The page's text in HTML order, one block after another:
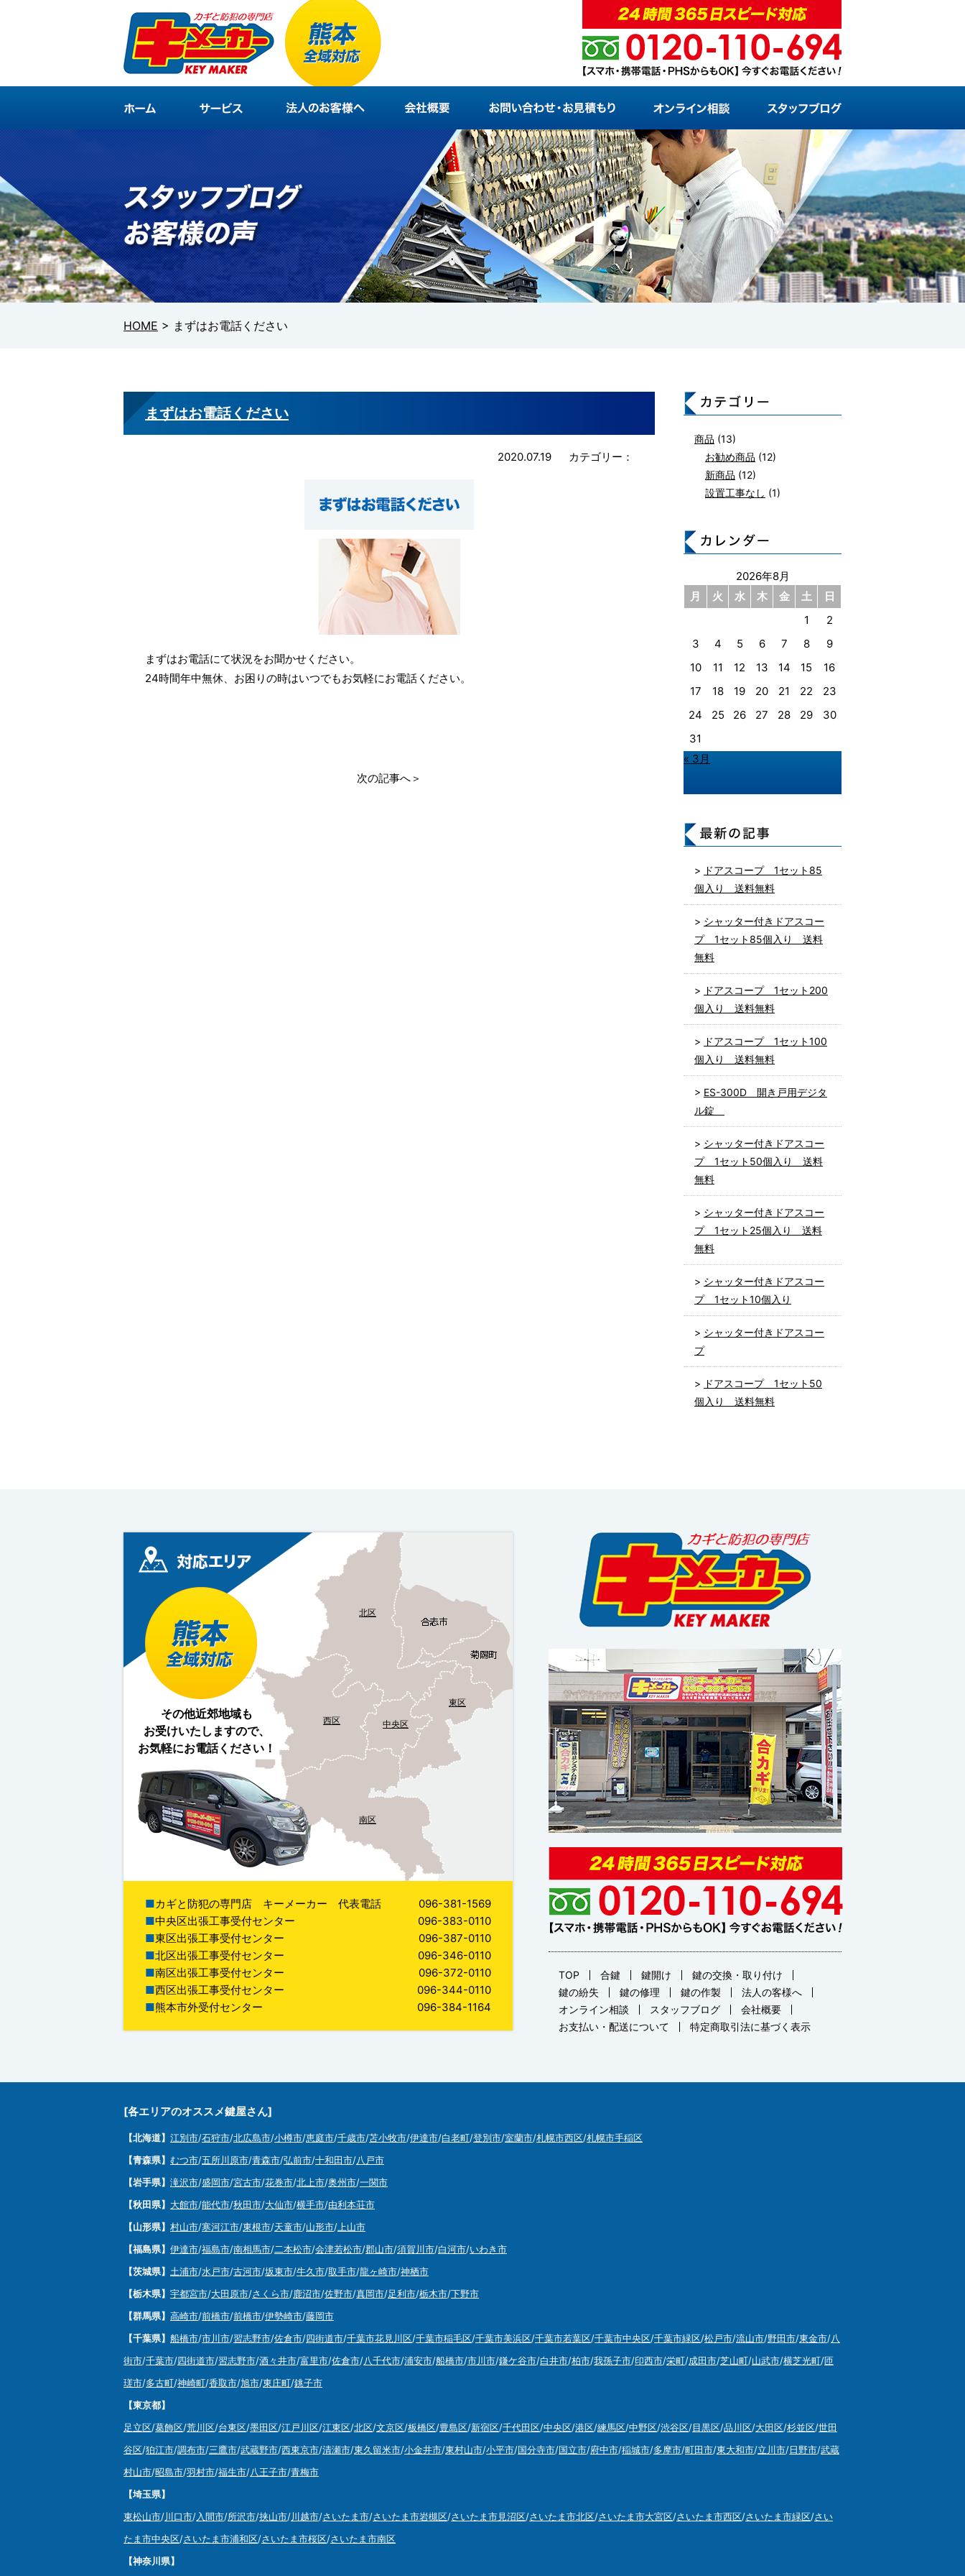
HOME > まずはお電話ください
まずはお電話ください
2020.07.19 カテゴリー：
まずはお電話にて状況をお聞かせください。
24時間年中無休、お困りの時はいつでもお気軽にお電話ください。
次の記事へ＞
商品 (13)
お勧め商品 (12)
新商品 (12)
設置工事なし (1)
2026年8月
月
火 水 木 金 土
日
1
2
3
4 5 6 7 8
9
10
11 12 13 14 15
16
17
18 19 20 21 22
23
24
25 26 27 28 29
30
31
« 3月
ドアスコープ 1セット85
個入り 送料無料
シャッター付きドアスコー
プ 1セット85個入り 送料
無料
ドアスコープ 1セット200
個入り 送料無料
ドアスコープ 1セット100
個入り 送料無料
ES-300D 開き戸用デジタ
ル錠
シャッター付きドアスコー
プ 1セット50個入り 送料
無料
シャッター付きドアスコー
プ 1セット25個入り 送料
無料
シャッター付きドアスコー
プ 1セット10個入り
シャッター付きドアスコー
プ
ドアスコープ 1セット50
個入り 送料無料
TOP 合鍵 鍵開け
鍵の交換・取り付け
鍵の紛失
鍵の修理 鍵の作製
法人の客様へ
オンライン相談
スタッフブログ
会社概要
お支払い・配送について
特定商取引法に基づく表示
その他近郊地域も
お受けいたしますので、
お気軽にお電話ください！
北区
東区
中央区
西区
南区
カギと防犯の専門店 キーメーカー 代表電話
096-381-1569
中央区出張工事受付センター
096-383-0110
東区出張工事受付センター
096-387-0110
北区出張工事受付センター
096-346-0110
南区出張工事受付センター
096-372-0110
西区出張工事受付センター
096-344-0110
熊本市外受付センター
096-384-1164
[各エリアのオススメ鍵屋さん]
【北海道】 江別市/石狩市/北広島市/小樽市/恵庭市/千歳市/苫小牧市/伊達市/白老町/登別市/室蘭市/札幌市西区/札幌市手稲区
【青森県】 むつ市/五所川原市/青森市/弘前市/十和田市/八戸市
【岩手県】 滝沢市/盛岡市/宮古市/花巻市/北上市/奥州市/一関市
【秋田県】 大館市/能代市/秋田市/大仙市/横手市/由利本荘市
【山形県】 村山市/寒河江市/東根市/天童市/山形市/ 上山市
【福島県】 伊達市/福島市/南相馬市/二本松市/会津若松市/郡山市/須賀川市/白河市/いわき市
【茨城県】 土浦市/水戸市/古河市/坂東市/牛久市/取手市/龍ヶ崎市/神栖市
【栃木県】 宇都宮市/大田原市/さくら市/鹿沼市/佐野市/真岡市/足利市/栃木市/下野市
【群馬県】 高崎市/前橋市/前橋市/伊勢崎市/藤岡市
【千葉県】 船橋市/市川市/習志野市/佐倉市/四街道市/千葉市花見川区/千葉市稲毛区/千葉市美浜区/千葉市若葉区/千葉市中央区/千葉市緑区/松戸市/流山市/野田市/東金市/八
街市/千葉市/四街道市/習志野市/酒々井市/富里市/佐倉市/八千代市/浦安市/船橋市/市川市/鎌ケ谷市/白井市/柏市/我孫子市/印西市/栄町/成田市/芝山町/山武市/横芝光町/匝
瑳市/多古町/神崎町/香取市/旭市/東庄町/銚子市
【東京都】
足立区/葛飾区/荒川区/台東区/墨田区/江戸川区/江東区/北区/文京区/板橋区/豊島区/新宿区/千代田区/中央区/港区/練馬区/中野区/渋谷区/目黒区/品川区/大田区/杉並区/世田
谷区/狛江市/調布市/三鷹市/武蔵野市/西東京市/清瀬市/東久留米市/小金井市/東村山市/小平市/国分寺市/国立市/府中市/稲城市/多摩市/町田市/東大和市/立川市/日野市/武蔵
村山市/昭島市/羽村市/福生市/八王子市/青梅市
【埼玉県】
東松山市/川口市/入間市/所沢市/挟山市/川越市/さいたま市/さいたま市岩槻区/さいたま市見沼区/さいたま市北区/さいたま市大宮区/さいたま市西区/さいたま市緑区/さい
たま市中央区/さいたま市浦和区/さいたま市桜区/さいたま市南区
【神奈川県】